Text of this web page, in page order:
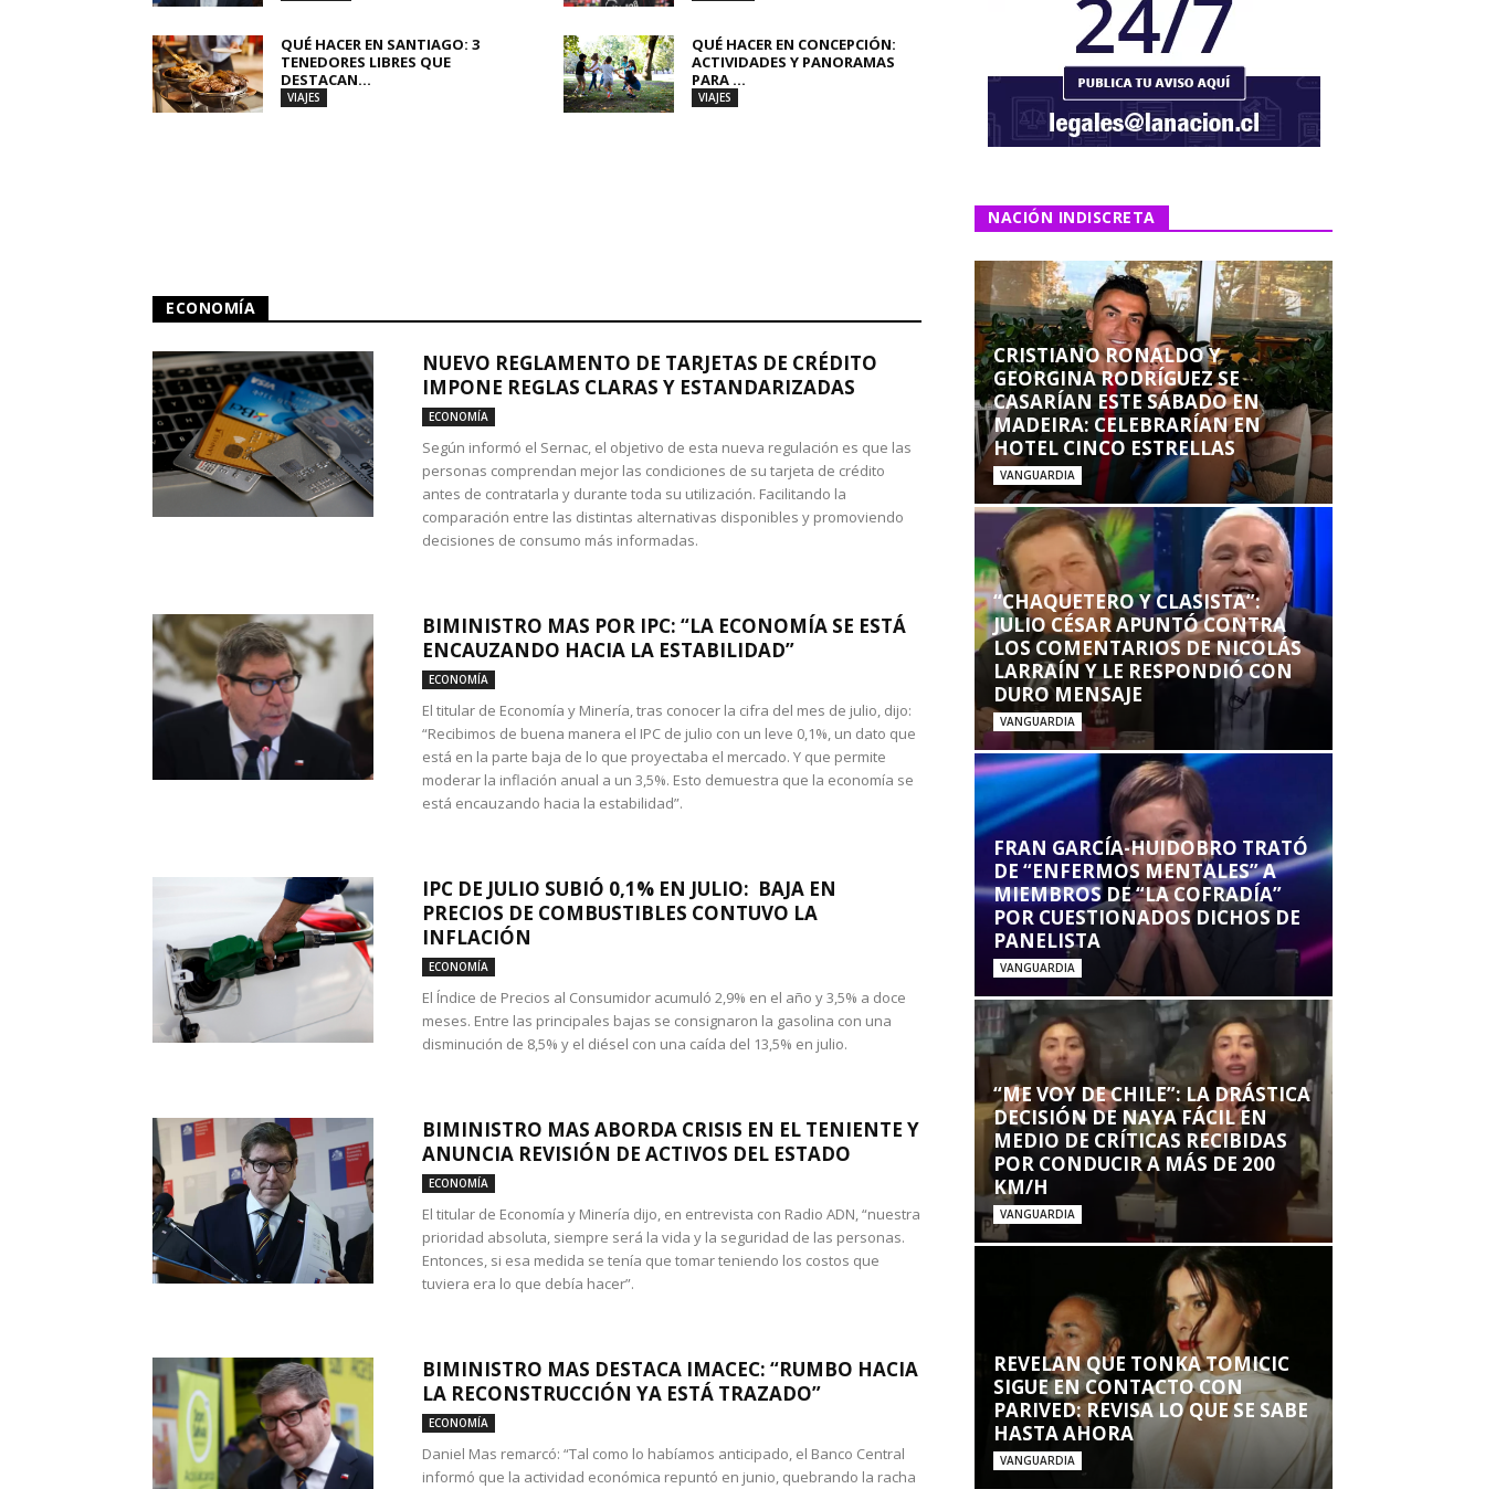
QUÉ HACER EN SANTIAGO: 3
TENEDORES LIBRES QUE
DESTACAN...
VIAJES
QUÉ HACER EN CONCEPCIÓN:
ACTIVIDADES Y PANORAMAS
PARA ...
VIAJES
ECONOMÍA
NUEVO REGLAMENTO DE TARJETAS DE CRÉDITO
IMPONE REGLAS CLARAS Y ESTANDARIZADAS
ECONOMÍA
Según informó el Sernac, el objetivo de esta nueva regulación es que las
personas comprendan mejor las condiciones de su tarjeta de crédito
antes de contratarla y durante toda su utilización. Facilitando la
comparación entre las distintas alternativas disponibles y promoviendo
decisiones de consumo más informadas.
BIMINISTRO MAS POR IPC: “LA ECONOMÍA SE ESTÁ
ENCAUZANDO HACIA LA ESTABILIDAD”
ECONOMÍA
El titular de Economía y Minería, tras conocer la cifra del mes de julio, dijo:
“Recibimos de buena manera el IPC de julio con un leve 0,1%, un dato que
está en la parte baja de lo que proyectaba el mercado. Y que permite
moderar la inflación anual a un 3,5%. Esto demuestra que la economía se
está encauzando hacia la estabilidad”.
IPC DE JULIO SUBIÓ 0,1% EN JULIO: BAJA EN
PRECIOS DE COMBUSTIBLES CONTUVO LA
INFLACIÓN
ECONOMÍA
El Índice de Precios al Consumidor acumuló 2,9% en el año y 3,5% a doce
meses. Entre las principales bajas se consignaron la gasolina con una
disminución de 8,5% y el diésel con una caída del 13,5% en julio.
BIMINISTRO MAS ABORDA CRISIS EN EL TENIENTE Y
ANUNCIA REVISIÓN DE ACTIVOS DEL ESTADO
ECONOMÍA
El titular de Economía y Minería dijo, en entrevista con Radio ADN, “nuestra
prioridad absoluta, siempre será la vida y la seguridad de las personas.
Entonces, si esa medida se tenía que tomar teniendo los costos que
tuviera era lo que debía hacer”.
BIMINISTRO MAS DESTACA IMACEC: “RUMBO HACIA
LA RECONSTRUCCIÓN YA ESTÁ TRAZADO”
ECONOMÍA
Daniel Mas remarcó: “Tal como lo habíamos anticipado, el Banco Central
informó que la actividad económica repuntó en junio, quebrando la racha
NACIÓN INDISCRETA
CRISTIANO RONALDO Y
GEORGINA RODRÍGUEZ SE
CASARÍAN ESTE SÁBADO EN
MADEIRA: CELEBRARÍAN EN
HOTEL CINCO ESTRELLAS
VANGUARDIA
“CHAQUETERO Y CLASISTA”:
JULIO CÉSAR APUNTÓ CONTRA
LOS COMENTARIOS DE NICOLÁS
LARRAÍN Y LE RESPONDIÓ CON
DURO MENSAJE
VANGUARDIA
FRAN GARCÍA-HUIDOBRO TRATÓ
DE “ENFERMOS MENTALES” A
MIEMBROS DE “LA COFRADÍA”
POR CUESTIONADOS DICHOS DE
PANELISTA
VANGUARDIA
“ME VOY DE CHILE”: LA DRÁSTICA
DECISIÓN DE NAYA FÁCIL EN
MEDIO DE CRÍTICAS RECIBIDAS
POR CONDUCIR A MÁS DE 200
KM/H
VANGUARDIA
REVELAN QUE TONKA TOMICIC
SIGUE EN CONTACTO CON
PARIVED: REVISA LO QUE SE SABE
HASTA AHORA
VANGUARDIA